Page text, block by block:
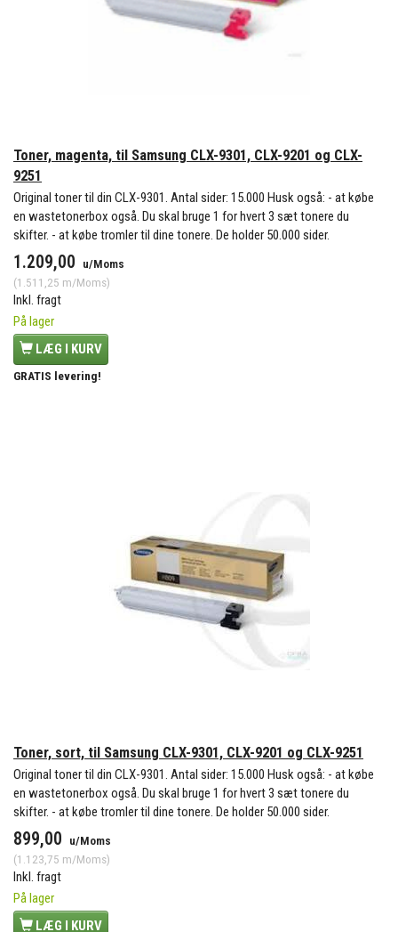
Toner, magenta, til Samsung CLX-9301, CLX-9201 og CLX-
9251
Original toner til din CLX-9301. Antal sider: 15.000 Husk også: - at købe
en wastetonerbox også. Du skal bruge 1 for hvert 3 sæt tonere du
skifter. - at købe tromler til dine tonere. De holder 50.000 sider.
1.209,00
u/Moms
(1.511,25 m/Moms)
Inkl. fragt
På lager
LÆG I KURV
GRATIS levering!
Toner, sort, til Samsung CLX-9301, CLX-9201 og CLX-9251
Original toner til din CLX-9301. Antal sider: 15.000 Husk også: - at købe
en wastetonerbox også. Du skal bruge 1 for hvert 3 sæt tonere du
skifter. - at købe tromler til dine tonere. De holder 50.000 sider.
899,00
u/Moms
(1.123,75 m/Moms)
Inkl. fragt
På lager
LÆG I KURV